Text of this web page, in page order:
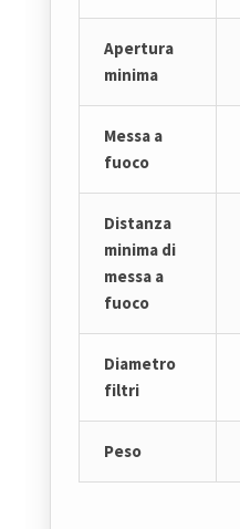
Apertura
minima
Messa a
fuoco
Distanza
minima di
messa a
fuoco
Diametro
filtri
Peso